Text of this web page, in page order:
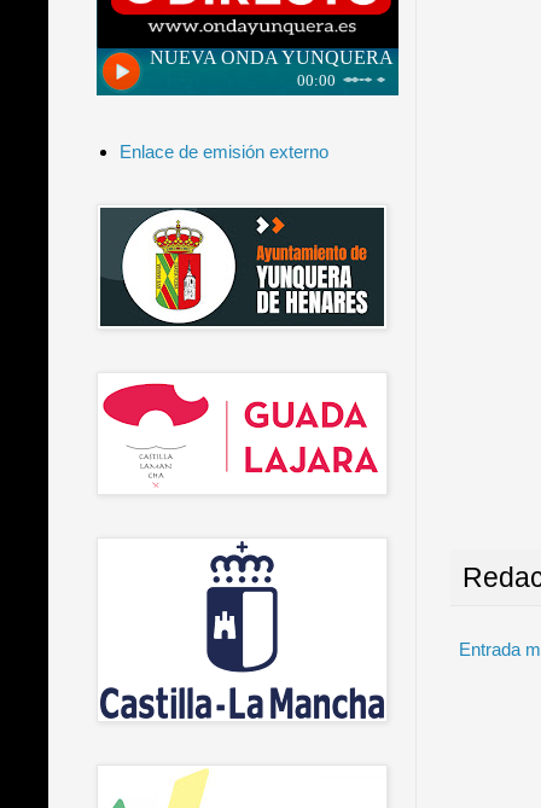
Entrada
Enlace de emisión externo